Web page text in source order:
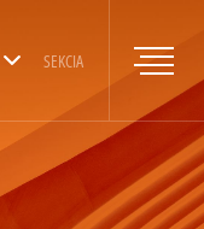
SEKCIA